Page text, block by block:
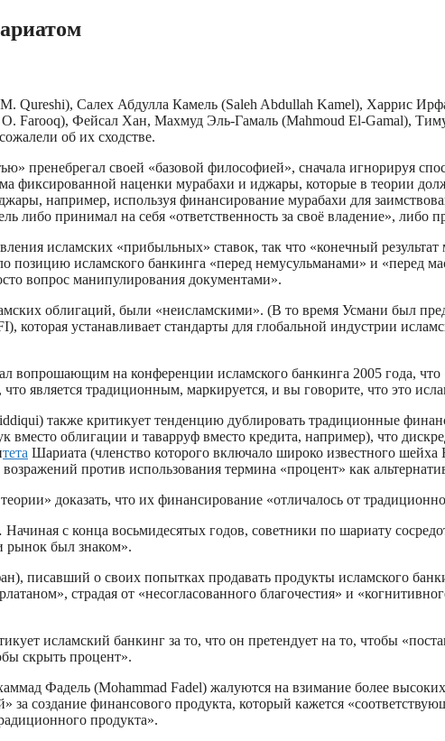
Qureshi), Салех Абдулла Камель (Saleh Abdullah Kamel), Харрис
Farooq), Фейсал Хан, Махмуд Эль-Гамаль (Mahmoud El-Gamal),
об их сходстве.
пренебрегал своей «базовой философией», сначала игнорируя
фиксированной наценки мурабахи и иджары, которые в теории
например, используя финансирование мурабахи для
либо принимал на себя «ответственность за своё владение», либо
исламских «прибыльных» ставок, так что «конечный результат
исламского банкинга «перед немусульманами» и «перед
вопрос манипулирования документами».
облигаций, были «неисламскими». (В то время Усмани был
устанавливает стандарты для глобальной индустрии
вопрошающим на конференции исламского банкинга 2005 года,
является традиционным, маркируется, и вы говорите, что это
также критикует тенденцию дублировать традиционные
облигации и таварруф вместо кредита, например), что
тета Шариата (членство которого включало широко известного
против использования термина «процент» как
доказать, что их финансирование «отличалось от
с конца восьмидесятых годов, советники по шариату
рынок был знаком».
писавший о своих попытках продавать продукты исламского
страдая от «несогласованного благочестия» и
исламский банкинг за то, что он претендует на то, чтобы
скрыть процент».
Фадель (Mohammad Fadel) жалуются на взимание более
за создание финансового продукта, который кажется
продукта».